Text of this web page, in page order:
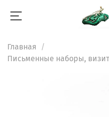
Главная
Письменные наборы,